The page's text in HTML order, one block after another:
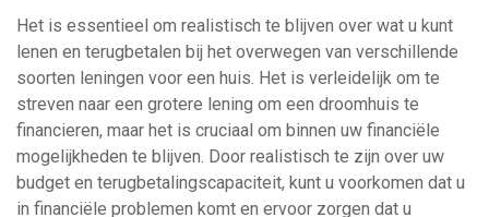
Het is essentieel om realistisch te blijven over wat u kunt
lenen en terugbetalen bij het overwegen van verschillende
soorten leningen voor een huis. Het is verleidelijk om te
streven naar een grotere lening om een droomhuis te
financieren, maar het is cruciaal om binnen uw financiële
mogelijkheden te blijven. Door realistisch te zijn over uw
budget en terugbetalingscapaciteit, kunt u voorkomen dat u
in financiële problemen komt en ervoor zorgen dat u